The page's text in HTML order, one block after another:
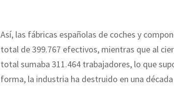
Así, las fábricas españolas de coches y
total de 399.767 efectivos, mientras que al
total sumaba 311.464 trabajadores, lo que
forma, la industria ha destruido en una